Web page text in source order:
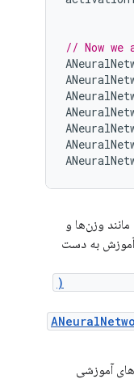
// Now we
مانند وزن‌ها و
آموزش به دست
ANeuralNetworksModel_setOperandValue(
آموزشی